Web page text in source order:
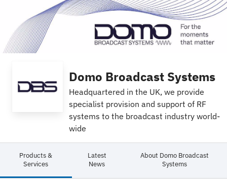
Domo Broadcast Systems
Headquartered in the UK, we provide
specialist provision and support of RF
systems to the broadcast industry world-
wide
Products &
Services
Latest
News
About Domo Broadcast
Systems